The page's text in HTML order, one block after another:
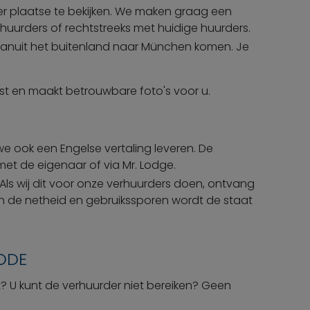
te bekijken. We maken graag een
of rechtstreeks met huidige huurders.
het buitenland naar München komen. Je
en maakt betrouwbare foto's voor u.
ook een Engelse vertaling leveren. De
de eigenaar of via Mr. Lodge.
wij dit voor onze verhuurders doen, ontvang
de netheid en gebruikssporen wordt de staat
kunt de verhuurder niet bereiken? Geen